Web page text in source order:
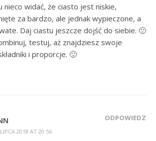
nieco widać, że ciasto jest niskie,
za bardzo, ale jednak wypieczone, a
Daj ciastu jeszcze dojść do siebie. 🙂
testuj, aż znajdziesz swoje
i proporcje. 🙂
2018 AT 20:56
ODPOWIEDZ